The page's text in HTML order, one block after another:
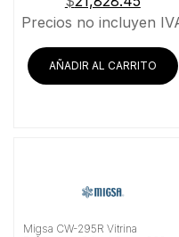
Precios no incluyen
AÑADIR AL CARRITO
Migsa CW-295R Vitrina